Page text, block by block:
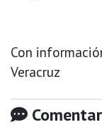
Con
Veracruz